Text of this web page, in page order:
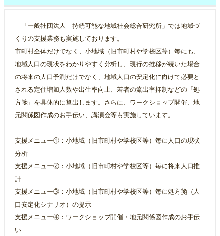
「一般社団法人 持続可能な地域社会総合研究所」では地域づ
くりの支援業務も実施しております。
市町村全体だけでなく、小地域（旧市町村や学校区等）毎にも、
地域人口の現状をわかりやすく分析し、現行の推移が続いた場合
の将来の人口予測だけでなく、地域人口の安定化に向けて必要と
される定住増加人数や出生率向上、若者の流出率抑制などの「処
方箋」を具体的に算出します。さらに、ワークショップ開催、地
元関係図作成のお手伝い、講演会等も実施しています。
支援メニュー①：小地域（旧市町村や学校区等）毎に人口の現状
分析
支援メニュー②：小地域（旧市町村や学校区等）毎に将来人口推
計
支援メニュー③：小地域（旧市町村や学校区等）毎に処方箋（人
口安定化シナリオ）の提示
支援メニュー④：ワークショップ開催・地元関係図作成のお手伝
い